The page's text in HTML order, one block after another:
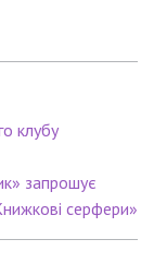
клубу
запрошує
серфери»